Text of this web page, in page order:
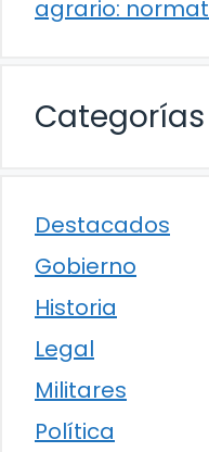
agrario:
Categorías
Destacados
Gobierno
Historia
Legal
Militares
Política